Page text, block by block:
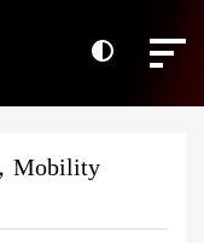
Mobility